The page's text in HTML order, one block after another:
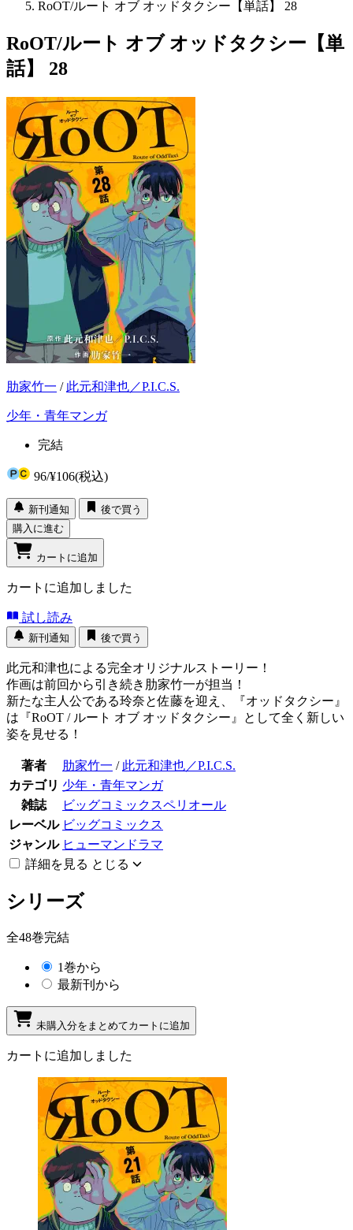
RoOT/ルート オブ オッドタクシー【単話】 28
RoOT/ルート オブ オッドタクシー【単
話】 28
肋家竹一 / 此元和津也／P.I.C.S.
少年・青年マンガ
完結
96/¥106(税込)
新刊通知
後で買う
購入に進む
カートに追加
カートに追加しました
試し読み
新刊通知 後で買う
此元和津也による完全オリジナルストーリー！
作画は前回から引き続き肋家竹一が担当！
新たな主人公である玲奈と佐藤を迎え、『オッドタクシー』
は『RoOT / ルート オブ オッドタクシー』として全く新しい
姿を見せる！
著者 肋家竹一 / 此元和津也／P.I.C.S.
カテゴリ 少年・青年マンガ
雑誌
ビッグコミックスペリオール
レーベル ビッグコミックス
ジャンル ヒューマンドラマ
詳細を見る とじる
シリーズ
全48巻完結
1巻から
最新刊から
未購入分をまとめてカートに追加
カートに追加しました